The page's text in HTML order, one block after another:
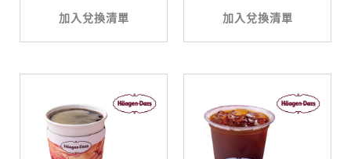
加入兌換清單 加入兌換清單